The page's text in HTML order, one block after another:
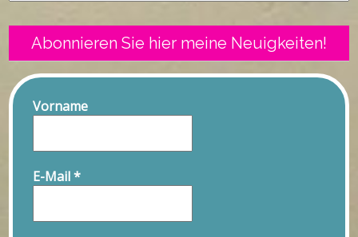
Abonnieren Sie hier meine Neuigkeiten!
Vorname
E-Mail*